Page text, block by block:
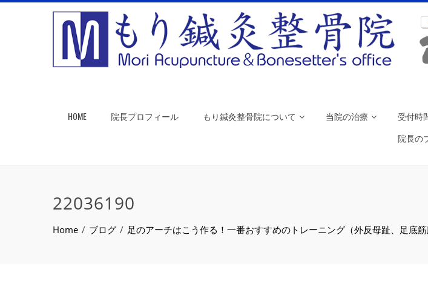
HOME 院長プロフィール もり鍼灸整骨院について 当院の治療 受付時
院長の
22036190
Home ブログ 足のアーチはこう作る！一番おすすめのトレーニング（外反母趾、足底筋